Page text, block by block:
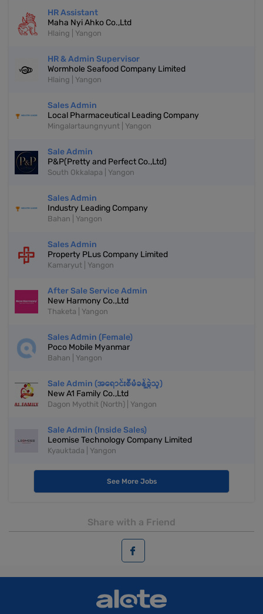
HR Assistant
Maha Nyi Ahko Co.,Ltd
Hlaing | Yangon
HR & Admin Supervisor
Wormhole Seafood Company Limited
Hlaing | Yangon
Sales Admin
Local Pharmaceutical Leading Company
Mingalartaungnyunt | Yangon
Sale Admin
P&P(Pretty and Perfect Co.,Ltd)
South Okkalapa | Yangon
Sales Admin
Industry Leading Company
Bahan | Yangon
Sales Admin
Property PLus Company Limited
Kamaryut | Yangon
After Sale Service Admin
New Harmony Co.,Ltd
Thaketa | Yangon
Sales Admin (Female)
Poco Mobile Myanmar
Bahan | Yangon
Sale Admin (အရောင်းစီမံခန့်ခွဲသူ)
New A1 Family Co.,Ltd
Dagon Myothit (North) | Yangon
Sale Admin (Inside Sales)
Leomise Technology Company Limited
Kyauktada | Yangon
See More Jobs
Share with a Friend